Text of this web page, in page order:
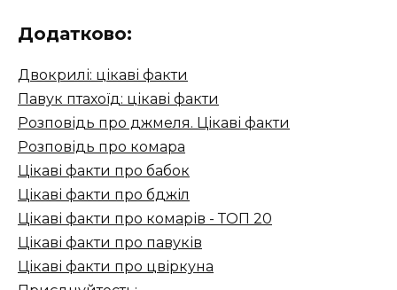
Додатково:
Двокрилі: цікаві факти
Павук птахоїд: цікаві факти
Розповідь про джмеля. Цікаві факти
Розповідь про комара
Цікаві факти про бабок
Цікаві факти про бджіл
Цікаві факти про комарів - ТОП 20
Цікаві факти про павуків
Цікаві факти про цвіркуна